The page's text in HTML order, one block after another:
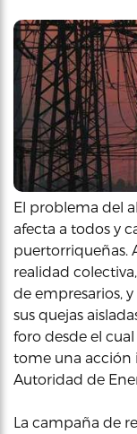
El problema del
afecta a todos y
puertorriqueñas.
realidad
de empresarios,
sus quejas
foro desde el
tome una acción
Autoridad de
La campaña de